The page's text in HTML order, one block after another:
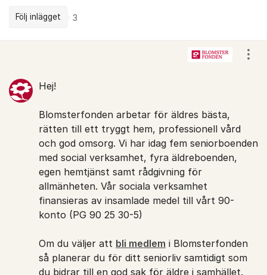
Följ inlägget 3
Hej!
Blomsterfonden arbetar för äldres bästa,
rätten till ett tryggt hem, professionell vård
och god omsorg. Vi har idag fem seniorboenden
med social verksamhet, fyra äldreboenden,
egen hemtjänst samt rådgivning för
allmänheten. Vår sociala verksamhet
finansieras av insamlade medel till vårt 90-
konto (PG 90 25 30-5)
Om du väljer att bli medlem i Blomsterfonden
så planerar du för ditt seniorliv samtidigt som
du bidrar till en god sak för äldre i samhället.